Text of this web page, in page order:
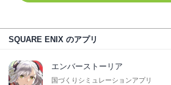
SQUARE ENIX のアプリ
エンバーストーリア
国づくりシミュレーションアプリ